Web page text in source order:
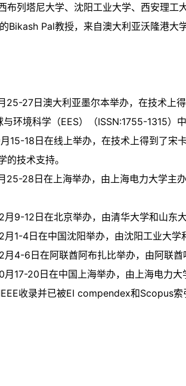
布列塔尼大学、沈阳工业大学、西安理工
Bikash Pal教授，来自澳大利亚沃隆港
25-27日澳大利亚墨尔本举办，在技术上
环境科学（EES）（ISSN:1755-1315）
15-18日在线上举办，在技术上得到了宋
的技术支持。
25-28日在上海举办，由上海电力大学主
9-12日在北京举办，由清华大学和山东大
1-4日在中国沈阳举办，由沈阳工业大学
4-6日在阿联酋阿布扎比举办，由阿联酋
17-20日在中国上海举办，由上海电力大
收录并已被EI compendex和Scopus索